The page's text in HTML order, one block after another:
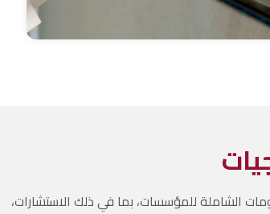
الشاملة للمؤسسات، بما في ذلك الاستشارات،